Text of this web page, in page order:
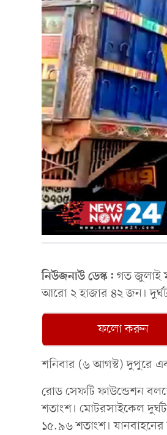
নিউজনাউ ডেস্ক: গত জুলাই
আরো ২ হাজার ৪২ জন।
ফলো করুন
শনিবার (৬ আগস্ট) দুপুরে এক
রোড সেফটি ফাউন্ডেশন
শতাংশ। মোটরসাইকেল
১৫.৯৬ শতাংশ।